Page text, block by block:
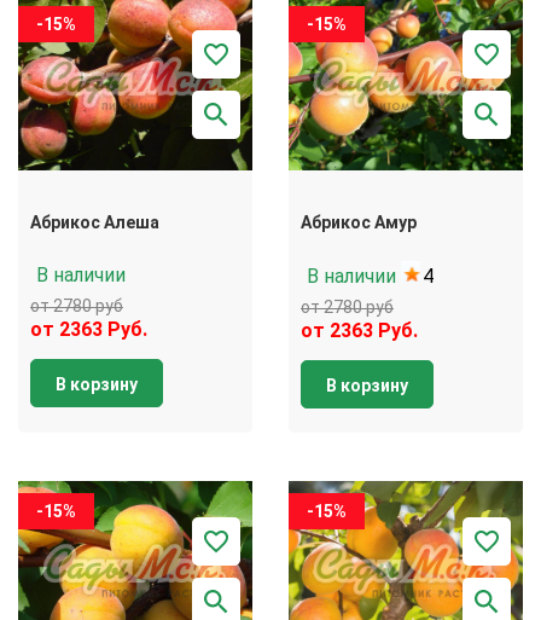
-15%
Абрикос Алеша
В наличии
от 2780 руб
от 2363 Руб.
В корзину
-15%
Абрикос Амур
В наличии 4
от 2780 руб
от 2363 Руб.
В корзину
-15% -15%